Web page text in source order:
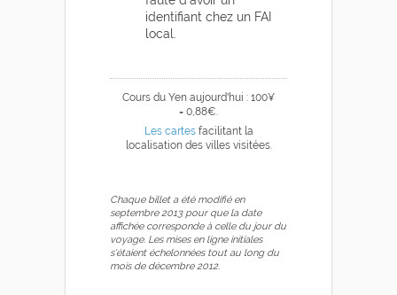
identifiant chez un FAI
local.
Cours du Yen aujourd'hui : 100¥
= 0,88€.
Les cartesfacilitant la
localisation des villes visitées.